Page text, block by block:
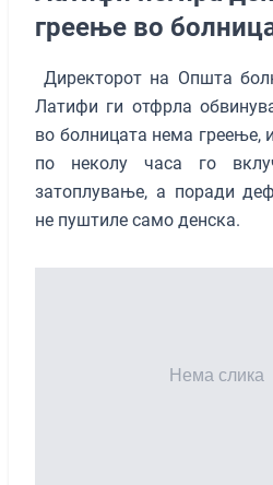
греење во
Директорот на Општа
Латифи ги отфрла
во болницата нема греење,
по неколу часа го
затоплување, а поради
не пуштиле само денска.